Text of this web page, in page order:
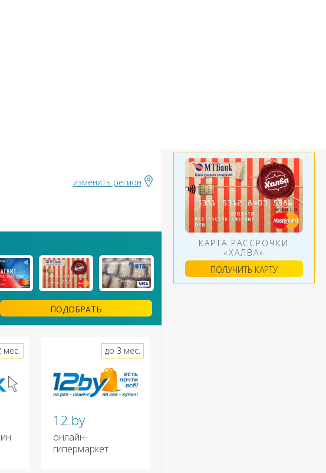
изменить регион
ПОДОБРАТЬ
мес.
12.by
онлайн-
гипермаркет
до 3 мес.
КАРТА РАССРОЧКИ
«ХАЛВА»
ПОЛУЧИТЬ КАРТУ